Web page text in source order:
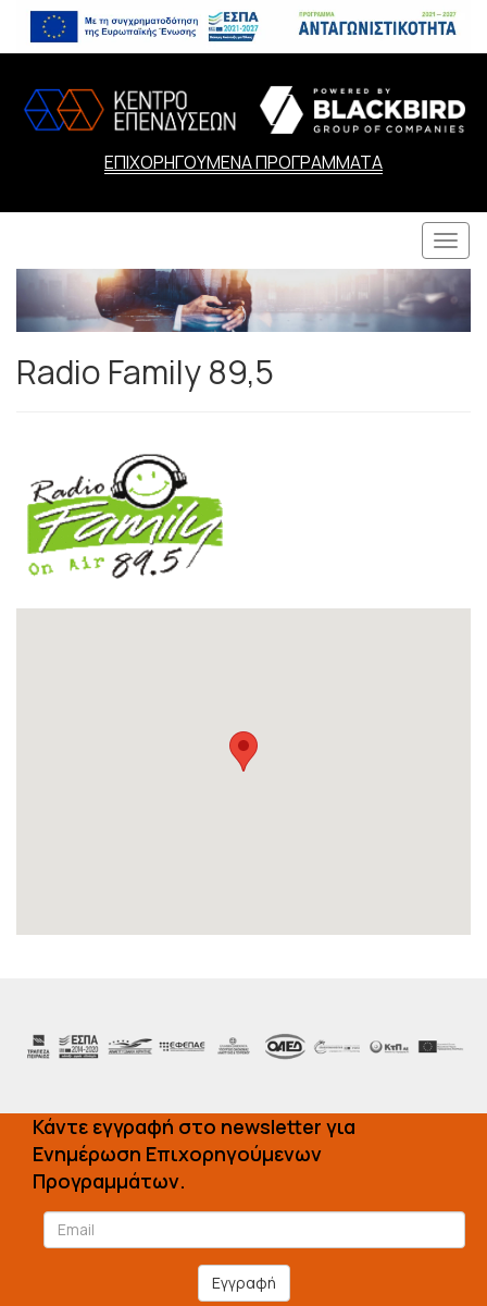
ΕΠΙΧΟΡΗΓΟΥΜΕΝΑ ΠΡΟΓΡΑΜΜΑΤΑ
Radio Family 89,5
Κάντε εγγραφή στο newsletter για
Ενημέρωση Επιχορηγούμενων
Προγραμμάτων.
Εγγραφή